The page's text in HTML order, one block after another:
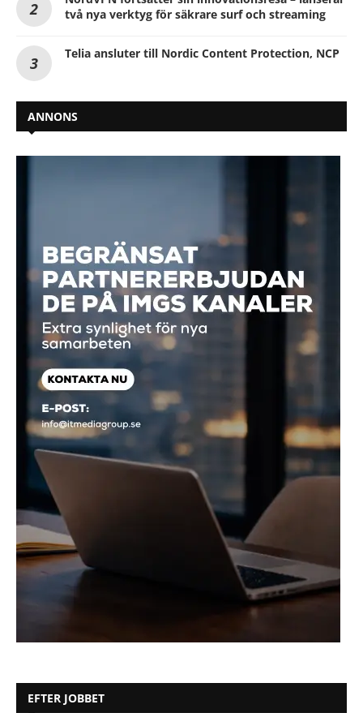
två nya verktyg för säkrare surf och streaming
Telia ansluter till Nordic Content Protection, NCP
ANNONS
EFTER JOBBET